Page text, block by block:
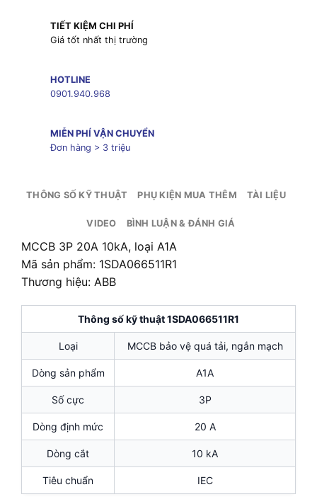
TIẾT KIỆM CHI PHÍ
Giá tốt nhất thị trường
HOTLINE
0901.940.968
MIỄN PHÍ VẬN CHUYỂN
Đơn hàng > 3 triệu
THÔNG SỐ KỸ THUẬT PHỤ KIỆN MUA THÊM TÀI LIỆU
VIDEO BÌNH LUẬN & ĐÁNH GIÁ
MCCB 3P 20A 10kA, loại A1A
Mã sản phẩm: 1SDA066511R1
Thương hiệu: ABB
Thông số kỹ thuật 1SDA066511R1
Loại MCCB bảo vệ quá tải, ngắn mạch
Dòng sản phẩm A1A
Số cực 3P
Dòng định mức 20 A
Dòng cắt 10 kA
Tiêu chuẩn IEC